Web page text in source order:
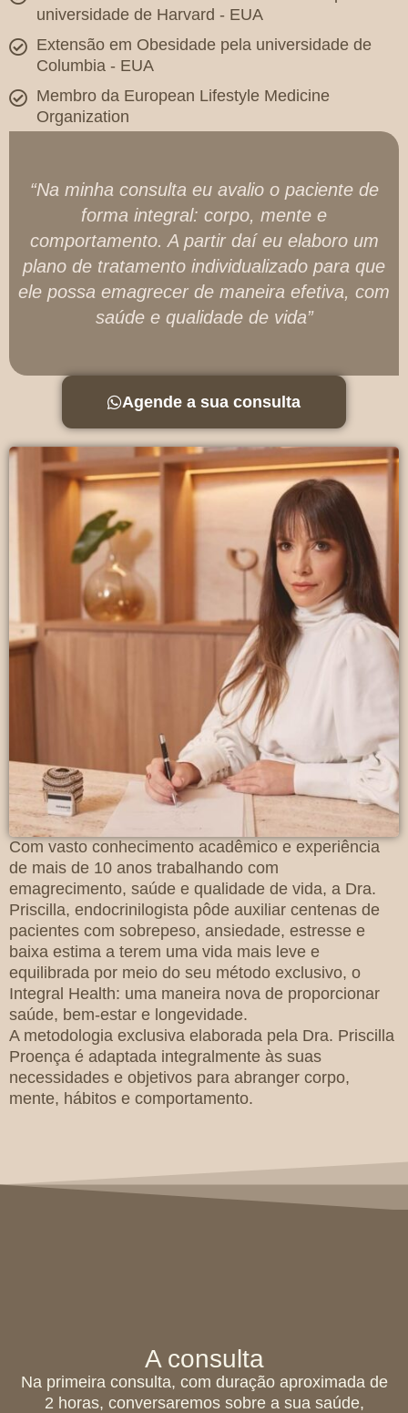
universidade de Harvard - EUA
Extensão em Obesidade pela universidade de
Columbia - EUA
Membro da European Lifestyle Medicine
Organization
“Na minha consulta eu avalio o paciente de
forma integral: corpo, mente e
comportamento. A partir daí eu elaboro um
plano de tratamento individualizado para que
ele possa emagrecer de maneira efetiva, com
saúde e qualidade de vida”
Agende a sua consulta
Com vasto conhecimento acadêmico e experiência
de mais de 10 anos trabalhando com
emagrecimento, saúde e qualidade de vida, a Dra.
Priscilla, endocrinilogista pôde auxiliar centenas de
pacientes com sobrepeso, ansiedade, estresse e
baixa estima a terem uma vida mais leve e
equilibrada por meio do seu método exclusivo, o
Integral Health: uma maneira nova de proporcionar
saúde, bem-estar e longevidade.
A metodologia exclusiva elaborada pela Dra. Priscilla
Proença é adaptada integralmente às suas
necessidades e objetivos para abranger corpo,
mente, hábitos e comportamento.
A consulta
Na primeira consulta, com duração aproximada de
2 horas, conversaremos sobre a sua saúde,